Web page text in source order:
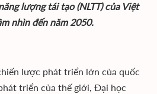
lượng tái tạo (NLTT) của Việt
nhìn đến năm 2050.
lược phát triển lớn của quốc
triển của thế giới, Đại học